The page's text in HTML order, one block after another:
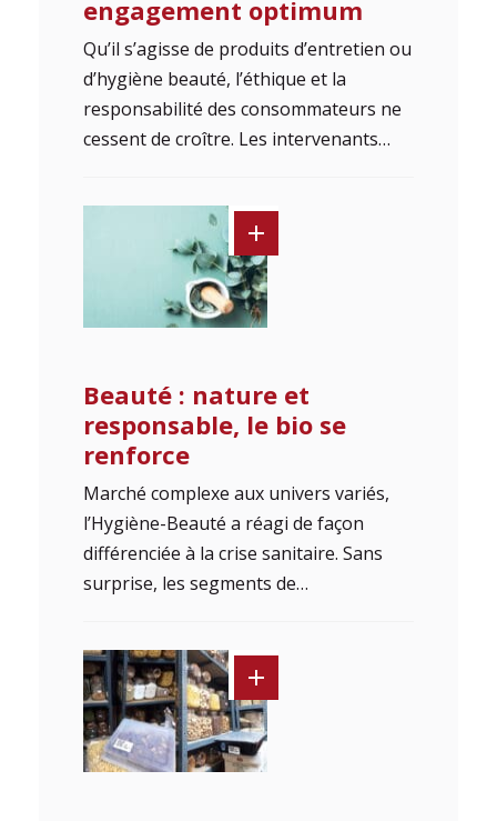
engagement optimum
Qu’il s’agisse de produits d’entretien ou
d’hygiène beauté, l’éthique et la
responsabilité des consommateurs ne
cessent de croître. Les intervenants…
Beauté : nature et
responsable, le bio se
renforce
Marché complexe aux univers variés,
l’Hygiène-Beauté a réagi de façon
différenciée à la crise sanitaire. Sans
surprise, les segments de…